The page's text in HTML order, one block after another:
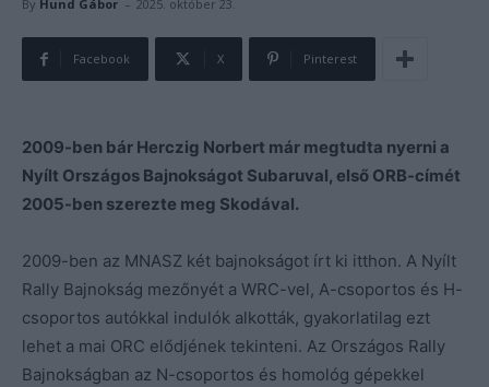
By Hund Gábor 2025. október 23.
Facebook X Pinterest
2009-ben bár Herczig Norbert már megtudta nyerni a
Nyílt Országos Bajnokságot Subaruval, első ORB-címét
2005-ben szerezte meg Skodával.
2009-ben az MNASZ két bajnokságot írt ki itthon. A Nyílt
Rally Bajnokság mezőnyét a WRC-vel, A-csoportos és H-
csoportos autókkal indulók alkották, gyakorlatilag ezt
lehet a mai ORC elődjének tekinteni. Az Országos Rally
Bajnokságban az N-csoportos és homológ gépekkel